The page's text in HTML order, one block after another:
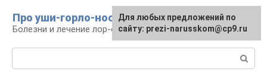
контенту
Про уши-горло-нос
Болезни и лечение лор-органов
Для любых предложений по
сайту: prezi-narusskom@cp9.ru